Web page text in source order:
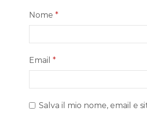
Nome *
Email *
Salva il mio nome, email e